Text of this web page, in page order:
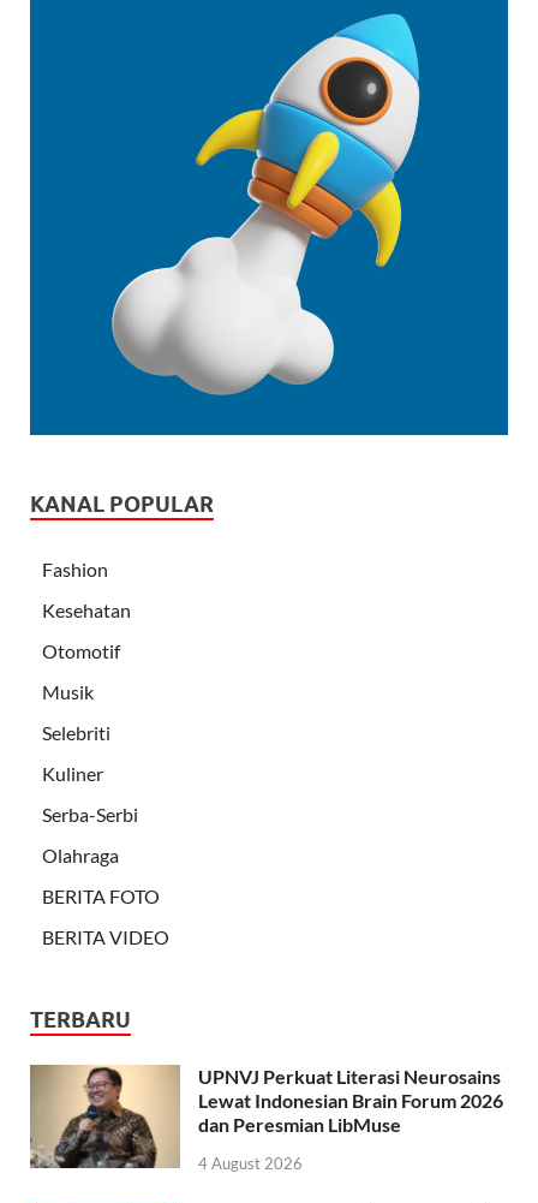
KANAL POPULAR
Fashion
Kesehatan
Otomotif
Musik
Selebriti
Kuliner
Serba-Serbi
Olahraga
BERITA FOTO
BERITA VIDEO
TERBARU
UPNVJ Perkuat Literasi Neurosains
Lewat Indonesian Brain Forum 2026
dan Peresmian LibMuse
4 August 2026